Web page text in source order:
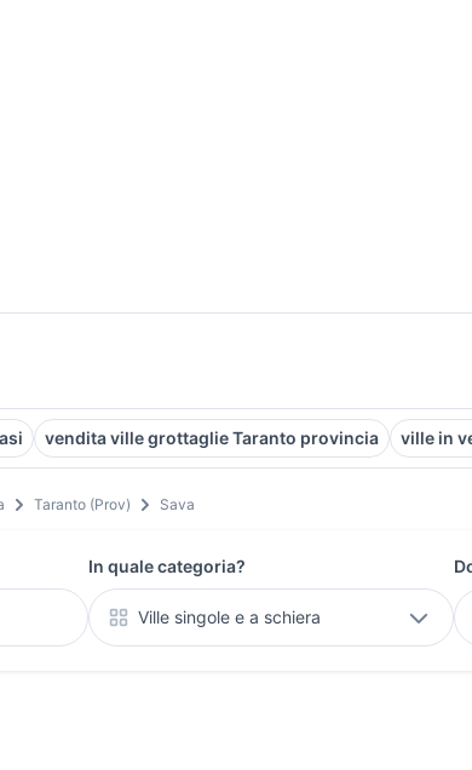
vendita ville grottaglie Taranto provincia ville in
Taranto (Prov) Sava
In quale categoria?
Ville singole e a schiera